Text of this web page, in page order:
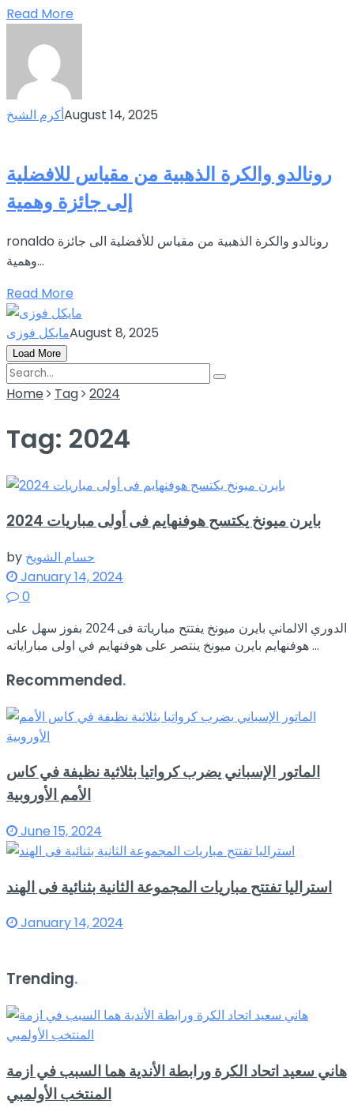
Read More
أكرم الشيخAugust 14, 2025
رونالدو والكرة الذهبية من مقياس للافضلية
إلى جائزة وهمية
ronaldo رونالدو والكرة الذهبية من مقياس للأفضلية الى جائزة
وهمية...
Read More
مايكل فوزىAugust 8, 2025
Load More
Home Tag 2024
Tag: 2024
بايرن ميونخ يكتسح هوفنهايم فى أولى مباريات 2024
by حسام الشويخ
January 14, 2024
0
الدوري الالماني بايرن ميونخ يفتتح مبارياتة فى 2024 بفوز سهل على
هوفنهايم بايرن ميونخ ينتصر على هوفنهايم في اولى مباراياته ...
Recommended.
الماتور الإسباني يضرب كرواتيا بثلاثية نظيفة في كاس
الأمم الأوروبية
June 15, 2024
استراليا تفتتح مباريات المجموعة الثانية بثنائية فى الهند
January 14, 2024
Trending.
هاني سعيد اتحاد الكرة ورابطة الأندية هما السبب في ازمة
المنتخب الأولمبي